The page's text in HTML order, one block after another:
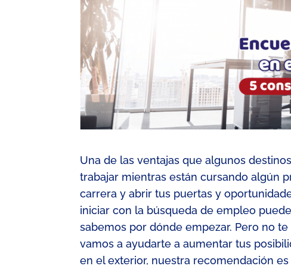
Una de las ventajas que algunos
trabajar mientras están cursando algún
carrera y abrir tus puertas y
iniciar con la búsqueda de empleo
sabemos por dónde empezar. Pero no
vamos a ayudartea aumentar tus
en el exterior, nuestra recomendación